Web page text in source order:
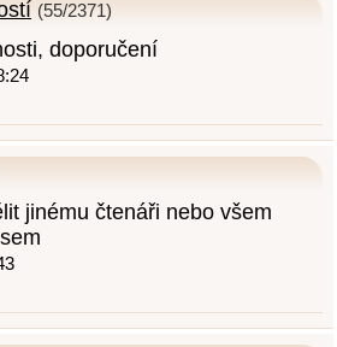
(55/2371)
doporučení
jinému čtenáři nebo všem